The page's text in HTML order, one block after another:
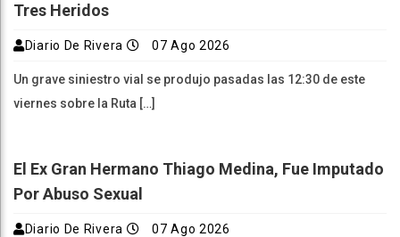
Tres Heridos
Diario De Rivera 07 Ago 2026
Un grave siniestro vial se produjo pasadas las 12:30 de este
viernes sobre la Ruta […]
El Ex Gran Hermano Thiago Medina, Fue Imputado
Por Abuso Sexual
Diario De Rivera 07 Ago 2026